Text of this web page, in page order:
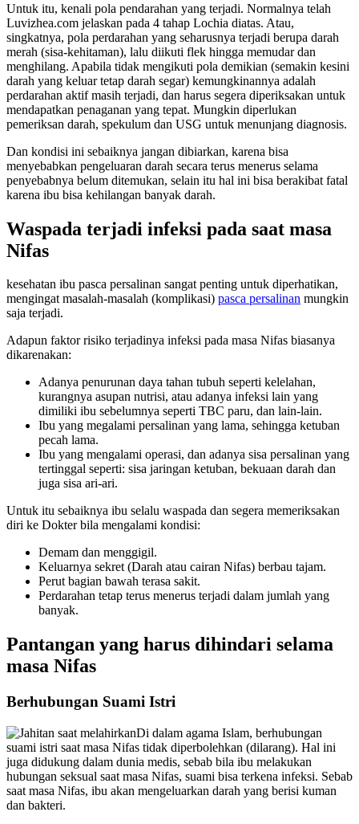
Untuk itu, kenali pola pendarahan yang terjadi. Normalnya telah
Luvizhea.com jelaskan pada 4 tahap Lochia diatas. Atau,
singkatnya, pola perdarahan yang seharusnya terjadi berupa darah
merah (sisa-kehitaman), lalu diikuti flek hingga memudar dan
menghilang. Apabila tidak mengikuti pola demikian (semakin kesini
darah yang keluar tetap darah segar) kemungkinannya adalah
perdarahan aktif masih terjadi, dan harus segera diperiksakan untuk
mendapatkan penaganan yang tepat. Mungkin diperlukan
pemeriksan darah, spekulum dan USG untuk menunjang diagnosis.
Dan kondisi ini sebaiknya jangan dibiarkan, karena bisa
menyebabkan pengeluaran darah secara terus menerus selama
penyebabnya belum ditemukan, selain itu hal ini bisa berakibat fatal
karena ibu bisa kehilangan banyak darah.
Waspada terjadi infeksi pada saat masa
Nifas
kesehatan ibu pasca persalinan sangat penting untuk diperhatikan,
mengingat masalah-masalah (komplikasi) pasca persalinan mungkin
saja terjadi.
Adapun faktor risiko terjadinya infeksi pada masa Nifas biasanya
dikarenakan:
Adanya penurunan daya tahan tubuh seperti kelelahan,
kurangnya asupan nutrisi, atau adanya infeksi lain yang
dimiliki ibu sebelumnya seperti TBC paru, dan lain-lain.
Ibu yang megalami persalinan yang lama, sehingga ketuban
pecah lama.
Ibu yang mengalami operasi, dan adanya sisa persalinan yang
tertinggal seperti: sisa jaringan ketuban, bekuaan darah dan
juga sisa ari-ari.
Untuk itu sebaiknya ibu selalu waspada dan segera memeriksakan
diri ke Dokter bila mengalami kondisi:
Demam dan menggigil.
Keluarnya sekret (Darah atau cairan Nifas) berbau tajam.
Perut bagian bawah terasa sakit.
Perdarahan tetap terus menerus terjadi dalam jumlah yang
banyak.
Pantangan yang harus dihindari selama
masa Nifas
Berhubungan Suami Istri
Di dalam agama Islam, berhubungan
suami istri saat masa Nifas tidak diperbolehkan (dilarang). Hal ini
juga didukung dalam dunia medis, sebab bila ibu melakukan
hubungan seksual saat masa Nifas, suami bisa terkena infeksi. Sebab
saat masa Nifas, ibu akan mengeluarkan darah yang berisi kuman
dan bakteri.